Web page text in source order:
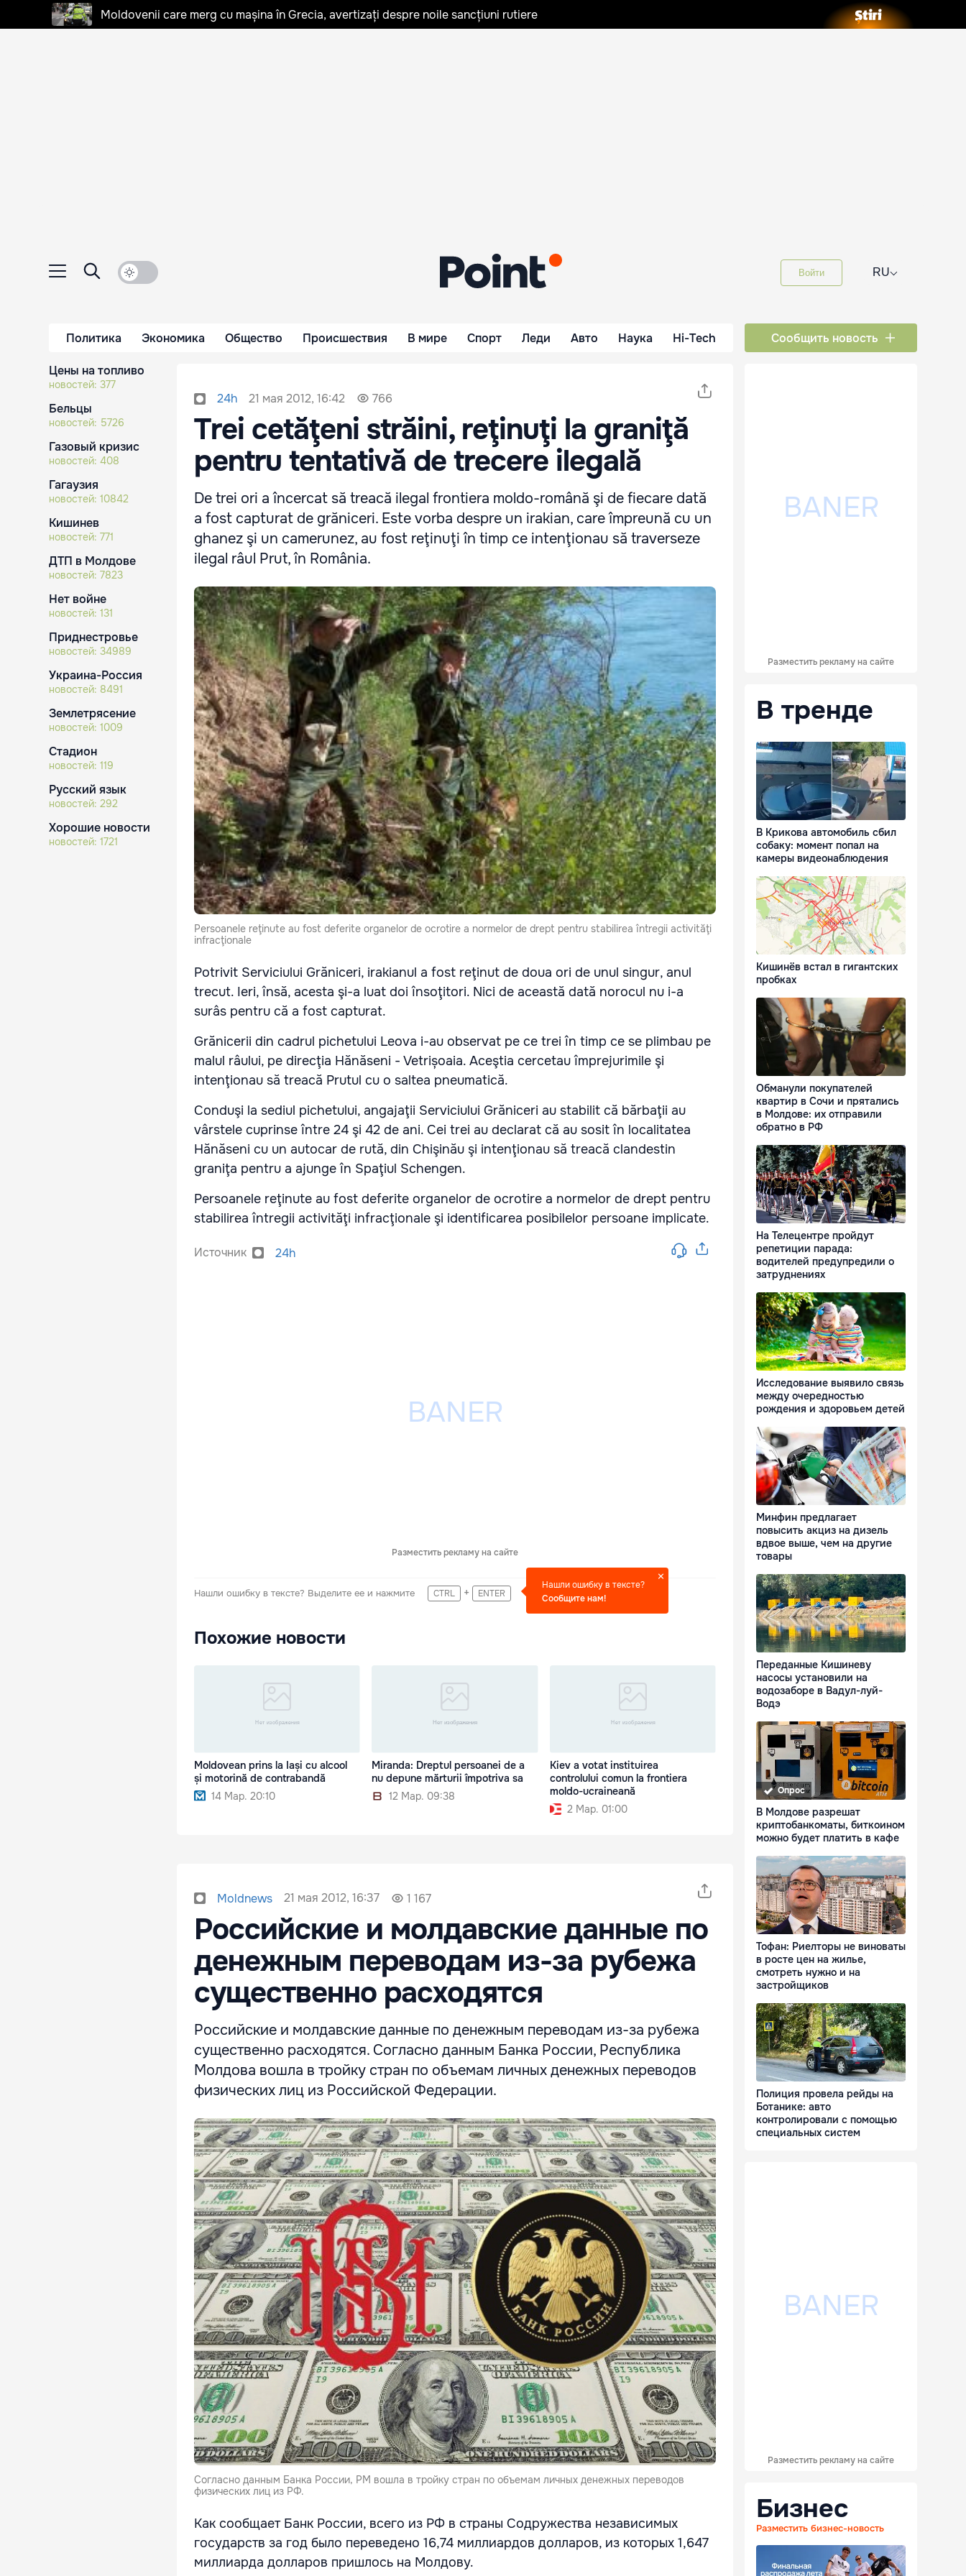
Moldovenii care merg cu mașina în Grecia, avertizați despre noile sancțiuni rutiere
Войти RU⌵
Политика Экономика Общество Происшествия В мире Спорт Леди Авто Наука Hi-Tech Сообщить новость
Цены на топливо
новостей: 377
Бельцы
новостей: 5726
Газовый кризис
новостей: 408
Гагаузия
новостей: 10842
Кишинев
новостей: 771
ДТП в Молдове
новостей: 7823
Нет войне
новостей: 131
Приднестровье
новостей: 34989
Украина-Россия
новостей: 8491
Землетрясение
новостей: 1009
Стадион
новостей: 119
Русский язык
новостей: 292
Хорошие новости
новостей: 1721
24h 21 мая 2012, 16:42 766
Trei cetăţeni străini, reţinuţi la graniţă
pentru tentativă de trecere ilegală
De trei ori a încercat să treacă ilegal frontiera moldo-română şi de fiecare dată
a fost capturat de grăniceri. Este vorba despre un irakian, care împreună cu un
ghanez şi un camerunez, au fost reţinuţi în timp ce intenţionau să traverseze
ilegal râul Prut, în România.
Persoanele reţinute au fost deferite organelor de ocrotire a normelor de drept pentru stabilirea întregii activităţi
infracţionale
Potrivit Serviciului Grăniceri, irakianul a fost reţinut de doua ori de unul singur, anul
trecut. Ieri, însă, acesta şi-a luat doi însoţitori. Nici de această dată norocul nu i-a
surâs pentru că a fost capturat.
Grănicerii din cadrul pichetului Leova i-au observat pe ce trei în timp ce se plimbau pe
malul râului, pe direcţia Hănăseni - Vetrișoaia. Aceştia cercetau împrejurimile şi
intenţionau să treacă Prutul cu o saltea pneumatică.
Conduşi la sediul pichetului, angajaţii Serviciului Grăniceri au stabilit că bărbaţii au
vârstele cuprinse între 24 şi 42 de ani. Cei trei au declarat că au sosit în localitatea
Hănăseni cu un autocar de rută, din Chişinău şi intenţionau să treacă clandestin
graniţa pentru a ajunge în Spaţiul Schengen.
Persoanele reţinute au fost deferite organelor de ocrotire a normelor de drept pentru
stabilirea întregii activităţi infracţionale şi identificarea posibilelor persoane implicate.
Источник 24h
Разместить рекламу на сайте
Нашли ошибку в тексте? Выделите ее и нажмите CTRL + ENTER
Нашли ошибку в тексте?
Сообщите нам!
Похожие новости
Moldovean prins la Iași cu alcool
și motorină de contrabandă
14 Мар. 20:10
Miranda: Dreptul persoanei de a
nu depune mărturii împotriva sa
12 Мар. 09:38
Kiev a votat instituirea
controlului comun la frontiera
moldo-ucraineană
2 Мар. 01:00
Moldnews 21 мая 2012, 16:37 1 167
Российские и молдавские данные по
денежным переводам из-за рубежа
существенно расходятся
Российские и молдавские данные по денежным переводам из-за рубежа
существенно расходятся. Согласно данным Банка России, Республика
Молдова вошла в тройку стран по объемам личных денежных переводов
физических лиц из Российской Федерации.
Согласно данным Банка России, РМ вошла в тройку стран по объемам личных денежных переводов
физических лиц из РФ.
Как сообщает Банк России, всего из РФ в страны Содружества независимых
государств за год было переведено 16,74 миллиардов долларов, из которых 1,647
миллиарда долларов пришлось на Молдову.
Разместить рекламу на сайте
В тренде
В Крикова автомобиль сбил
собаку: момент попал на
камеры видеонаблюдения
Кишинёв встал в гигантских
пробках
Обманули покупателей
квартир в Сочи и прятались
в Молдове: их отправили
обратно в РФ
На Телецентре пройдут
репетиции парада:
водителей предупредили о
затруднениях
Исследование выявило связь
между очередностью
рождения и здоровьем детей
Минфин предлагает
повысить акциз на дизель
вдвое выше, чем на другие
товары
Переданные Кишиневу
насосы установили на
водозаборе в Вадул-луй-
Водэ
Опрос
В Молдове разрешат
криптобанкоматы, биткоином
можно будет платить в кафе
Тофан: Риелторы не виноваты
в росте цен на жилье,
смотреть нужно и на
застройщиков
Полиция провела рейды на
Ботанике: авто
контролировали с помощью
специальных систем
Разместить рекламу на сайте
Бизнес
Разместить бизнес-новость